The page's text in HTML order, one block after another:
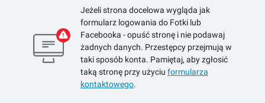
Jeżeli strona docelowa wygląda jak
formularz logowania do Fotki lub
Facebooka - opuść stronę i nie podawaj
żadnych danych. Przestępcy przejmują w
taki sposób konta. Pamiętaj, aby zgłosić
taką stronę przy użyciu formularza
kontaktowego.